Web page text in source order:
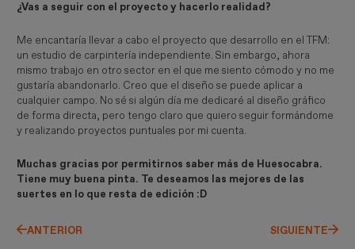
¿Vas a seguir con el proyecto y hacerlo realidad?
Me encantaría llevar a cabo el proyecto que desarrollo en el TFM:
un estudio de carpintería independiente. Sin embargo, ahora
mismo trabajo en otro sector en el que me siento cómodo y no me
gustaría abandonarlo. Creo que el diseño se puede aplicar a
cualquier campo. No sé si algún día me dedicaré al diseño gráfico
de forma directa, pero tengo claro que quiero seguir formándome
y realizando proyectos puntuales por mi cuenta.
Muchas gracias por permitirnos saber más de Huesocabra.
Tiene muy buena pinta. Te deseamos las mejores de las
suertes en lo que resta de edición :D
ANTERIOR SIGUIENTE